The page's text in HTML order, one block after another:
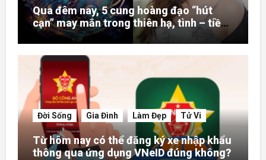
Qua đêm nay, 5 cung hoàng đạo “hút
cạn” may mắn trong thiên hạ, tình – tiền
– danh rực rỡ hơn người
Đời Sống Gia Đình Làm Đẹp Tử Vi
Từ hôm nay có thể đăng ký xe nhập khẩu
thông qua ứng dụng VNeID đúng không?